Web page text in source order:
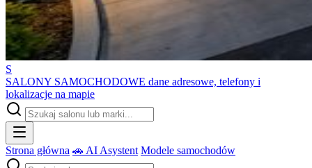
S
SALONY SAMOCHODOWE dane adresowe, telefony i
lokalizacje na mapie
Strona główna 🚗 AI Asystent Modele samochodów